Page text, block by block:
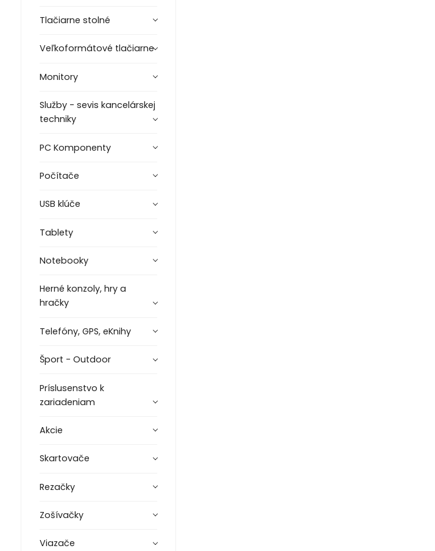
Tlačiarne stolné
Veľkoformátové tlačiarne
Monitory
Služby - sevis kancelárskej
techniky
PC Komponenty
Počítače
USB klúče
Tablety
Notebooky
Herné konzoly, hry a
hračky
Telefóny, GPS, eKnihy
Šport - Outdoor
Príslusenstvo k
zariadeniam
Akcie
Skartovače
Rezačky
Zošívačky
Viazače